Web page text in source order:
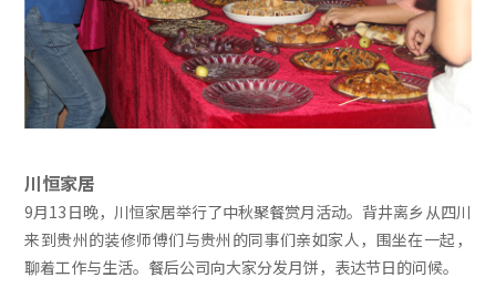
川恒家居
9月13日晚，川恒家居举行了中秋聚餐赏月活动。背井离乡从四川
来到贵州的装修师傅们与贵州的同事们亲如家人，围坐在一起，
聊着工作与生活。餐后公司向大家分发月饼，表达节日的问候。